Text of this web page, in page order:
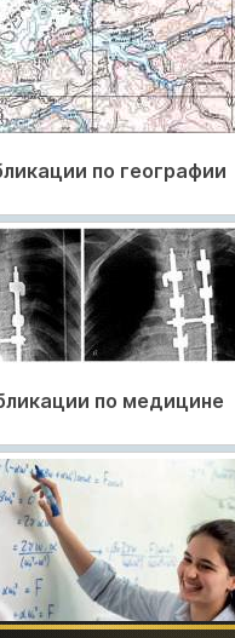
по географии
по медицине